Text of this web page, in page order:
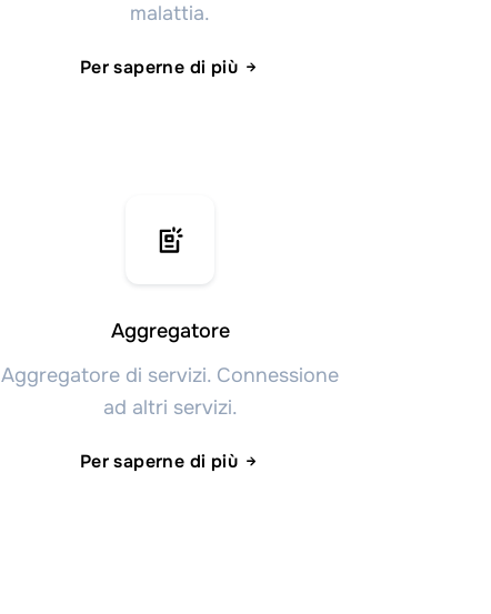
malattia.
Per saperne di più
Aggregatore
Aggregatore di servizi. Connessione
ad altri servizi.
Per saperne di più